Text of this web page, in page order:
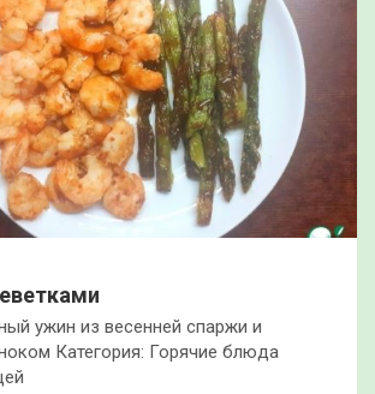
ужин из весенней спаржи и
Категория: Горячие блюда